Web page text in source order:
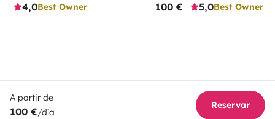
4,0Best Owner 100 €
5,0Best Owner
A partir de
100 €/día
Reservar